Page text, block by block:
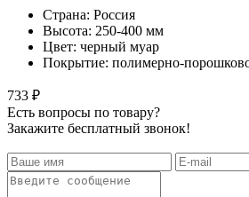
Страна: Россия
Высота: 250-400 мм
Цвет: черный муар
Покрытие: полимерно-
733 ₽
Есть вопросы по товару?
Закажите бесплатный звонок!